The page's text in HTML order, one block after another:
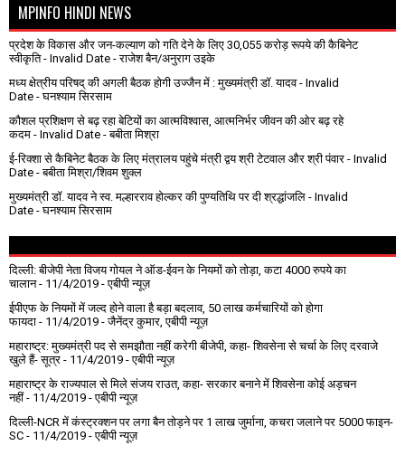
MPINFO HINDI NEWS
प्रदेश के विकास और जन-कल्याण को गति देने के लिए 30,055 करोड़ रूपये की कैबिनेट
स्वीकृति- Invalid Date - राजेश बैन/अनुराग उइके
मध्य क्षेत्रीय परिषद् की अगली बैठक होगी उज्जैन में : मुख्यमंत्री डॉ. यादव- Invalid
Date - घनश्याम सिरसाम
कौशल प्रशिक्षण से बढ़ रहा बेटियों का आत्मविश्वास, आत्मनिर्भर जीवन की ओर बढ़ रहे
कदम - Invalid Date - बबीता मिश्रा
ई-रिक्शा से कैबिनेट बैठक के लिए मंत्रालय पहुंचे मंत्री द्वय श्री टेटवाल और श्री पंवार - Invalid
Date - बबीता मिश्रा/शिवम शुक्ल
मुख्यमंत्री डॉ. यादव ने स्व. मल्हारराव होल्कर की पुण्यतिथि पर दी श्रद्धांजलि - Invalid
Date - घनश्याम सिरसाम
दिल्ली: बीजेपी नेता विजय गोयल ने ऑड-ईवन के नियमों को तोड़ा, कटा 4000 रुपये का
चालान- 11/4/2019 - एबीपी न्यूज़
ईपीएफ के नियमों में जल्द होने वाला है बड़ा बदलाव, 50 लाख कर्मचारियों को होगा
फायदा - 11/4/2019 - जैनेंद्र कुमार, एबीपी न्यूज़
महाराष्ट्र: मुख्यमंत्री पद से समझौता नहीं करेगी बीजेपी, कहा- शिवसेना से चर्चा के लिए दरवाजे
खुले हैं- सूत्र - 11/4/2019 - एबीपी न्यूज़
महाराष्ट्र के राज्यपाल से मिले संजय राउत, कहा- सरकार बनाने में शिवसेना कोई अड़चन
नहीं- 11/4/2019 - एबीपी न्यूज़
दिल्ली-NCR में कंस्ट्रक्शन पर लगा बैन तोड़ने पर 1 लाख जुर्माना, कचरा जलाने पर ₹5000 फाइन-
SC - 11/4/2019 - एबीपी न्यूज़